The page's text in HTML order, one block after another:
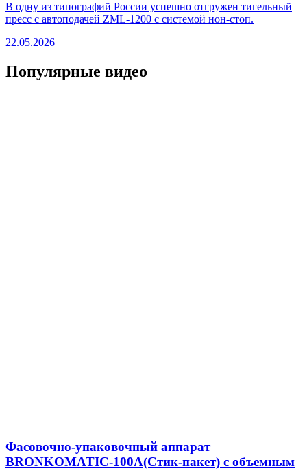
В одну из типографий России успешно отгружен тигельный
пресс с автоподачей ZML-1200 с системой нон-стоп.
22.05.2026
Популярные видео
Фасовочно-упаковочный аппарат
BRONKOMATIC-100A(Стик-пакет) с объемным